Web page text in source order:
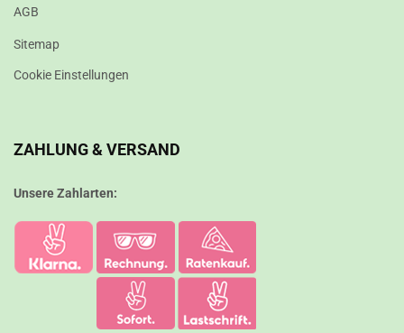
AGB
Sitemap
Cookie Einstellungen
ZAHLUNG & VERSAND
Unsere Zahlarten: